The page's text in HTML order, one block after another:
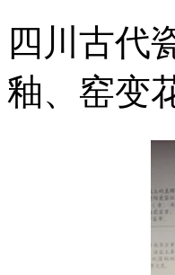
四川古代
釉、窑变